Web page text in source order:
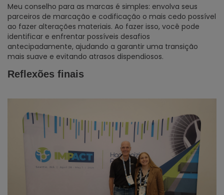
Meu conselho para as marcas é simples: envolva seus
parceiros de marcação e codificação o mais cedo possível
ao fazer alterações materiais. Ao fazer isso, você pode
identificar e enfrentar possíveis desafios
antecipadamente, ajudando a garantir uma transição
mais suave e evitando atrasos dispendiosos.
Reflexões finais